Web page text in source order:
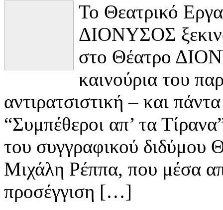
Το Θεατρικό
ΔΙΟΝΥΣΟΣ
στο Θέατρο
καινούρια του
αντιρατσιστική – και
“Συμπέθεροι απ’ τα
του συγγραφικού διδύμου
Μιχάλη Ρέππα, που μέσα
προσέγγιση […]